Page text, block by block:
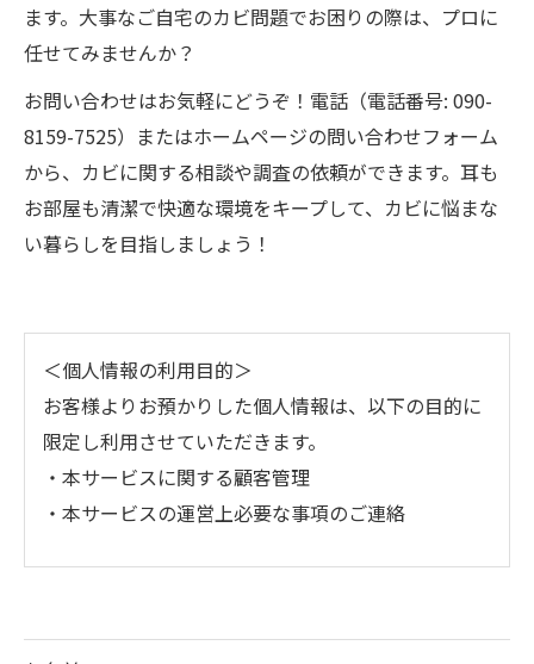
ます。大事なご自宅のカビ問題でお困りの際は、プロに
任せてみませんか？
お問い合わせはお気軽にどうぞ！電話（電話番号: 090-
8159-7525）またはホームページの問い合わせフォーム
から、カビに関する相談や調査の依頼ができます。耳も
お部屋も清潔で快適な環境をキープして、カビに悩まな
い暮らしを目指しましょう！
＜個人情報の利用目的＞
お客様よりお預かりした個人情報は、以下の目的に
限定し利用させていただきます。
・本サービスに関する顧客管理
・本サービスの運営上必要な事項のご連絡
られた場合を除き、